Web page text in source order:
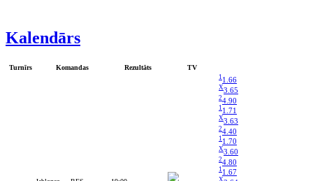
Kalendārs
Turnīrs Komandas Rezultāts TV
1 1.66
X3.65
24.90
1 1.71
X3.63
24.40
1 1.70
X3.60
24.80
1 1.67